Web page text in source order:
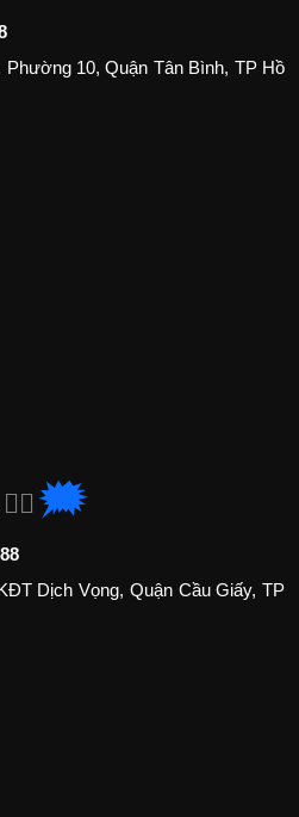
10, Quận Tân Bình, TP Hồ
👉🏽 🗯
Dịch Vọng, Quận Cầu Giấy, TP